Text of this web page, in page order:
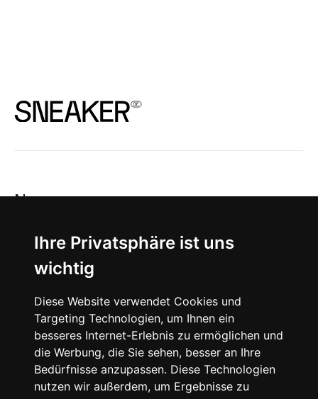
Ihre Privatsphäre ist uns
wichtig
Diese Website verwendet Cookies und
Targeting Technologien, um Ihnen ein
besseres Internet-Erlebnis zu ermöglichen und
die Werbung, die Sie sehen, besser an Ihre
Bedürfnisse anzupassen. Diese Technologien
nutzen wir außerdem, um Ergebnisse zu
News
About
Instagram
Facebook